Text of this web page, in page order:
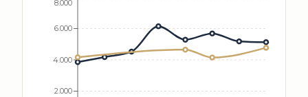
2.000
4.000
6.000
8.000